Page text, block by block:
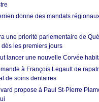
donne des mandats
une priorité parlementaire de
les premiers jours
lancer une nouvelle Corvée
à François Legault de
de soins dentaires
propose à Paul St-Pierre